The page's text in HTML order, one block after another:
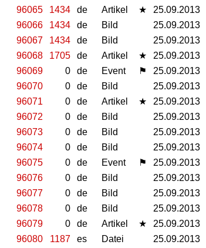
96065
1434 de Artikel ★ 25.09.2013
96066
1434 de Bild 25.09.2013
96067
1434 de Bild 25.09.2013
96068
1705 de Artikel ★ 25.09.2013
96069
0 de Event ⚑ 25.09.2013
96070
0 de Bild 25.09.2013
96071
0 de Artikel ★ 25.09.2013
96072
0 de Bild 25.09.2013
96073
0 de Bild 25.09.2013
96074
0 de Bild 25.09.2013
96075
0 de Event ⚑ 25.09.2013
96076
0 de Bild 25.09.2013
96077
0 de Bild 25.09.2013
96078
0 de Bild 25.09.2013
96079
0 de Artikel ★ 25.09.2013
96080
1187 es Datei 25.09.2013